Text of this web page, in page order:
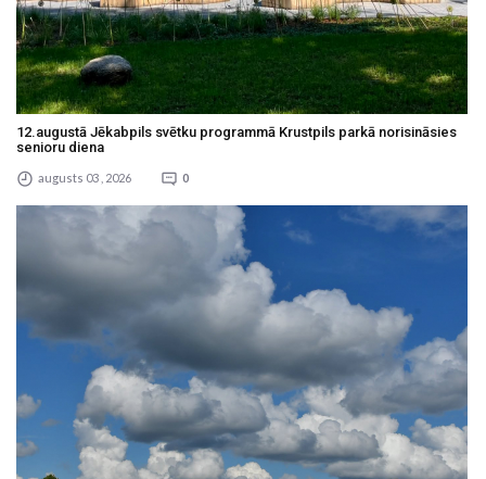
12.augustā Jēkabpils svētku programmā Krustpils parkā norisināsies
senioru diena
augusts 03 , 2026 0